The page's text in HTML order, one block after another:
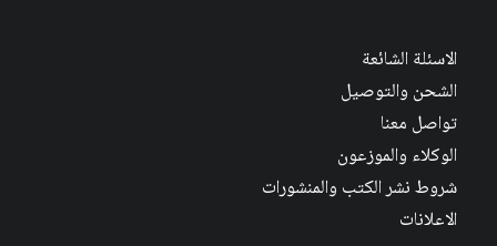
الاسئلة الشائعة
الشحن والتوصيل
تواصل معنا
الوكلاء والموزعون
شروط نشر الكتب والمنشورات
الاعلانات